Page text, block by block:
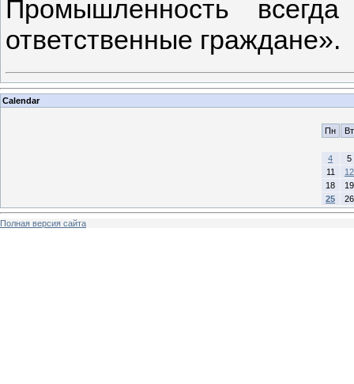
Промышленность
ответственные граждане».
Calendar
Пн Вт
4
5
11
12
18
19
25
26
Полная версия сайта